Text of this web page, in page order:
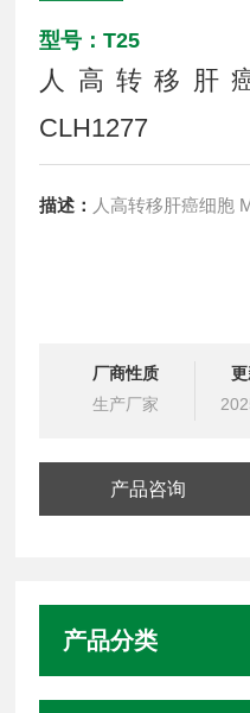
型号：T25
人高转移肝
CLH1277
描述： 人高转移肝癌细胞
厂商性质
生产厂家
产品咨询
产品分类